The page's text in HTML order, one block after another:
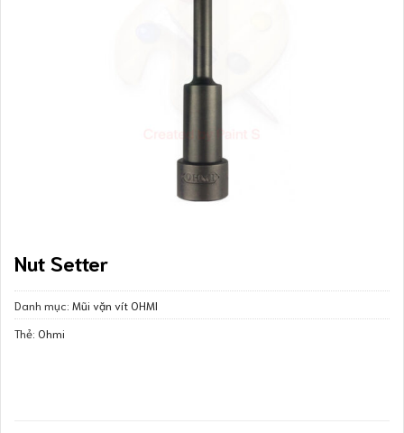
Nut Setter
Danh mục: Mũi vặn vít OHMI
Thẻ: Ohmi